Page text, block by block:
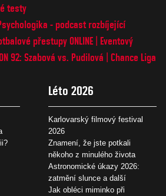
testy
- podcast rozbíjející
přestupy ONLINE
Eventový
92: Szabová vs. Pudilová
Chance Liga
Léto 2026
Karlovarský filmový festival
2026
Znamení, že jste potkali
někoho z minulého života
Astronomické úkazy 2026:
zatmění slunce a další
Jak obléci miminko při